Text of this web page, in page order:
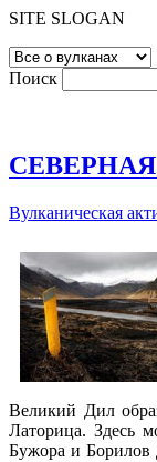
SITE SLOGAN
Поиск
Вулканическая
Великий Дил
Латорица. Здесь
Бужора и